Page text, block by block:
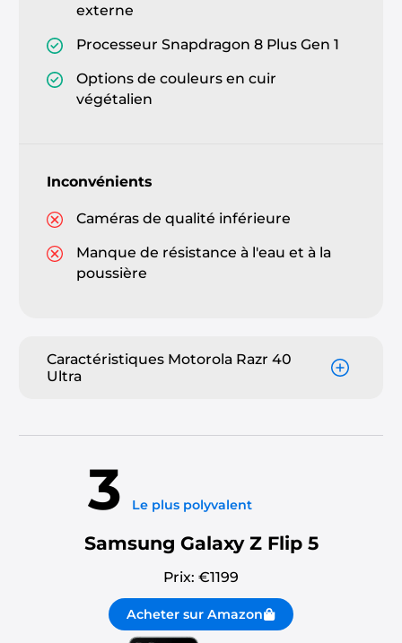
externe
Processeur Snapdragon 8 Plus Gen 1
Options de couleurs en cuir
végétalien
Inconvénients
Caméras de qualité inférieure
Manque de résistance à l'eau et à la
poussière
Caractéristiques Motorola Razr 40
Ultra
3 Le plus polyvalent
Samsung Galaxy Z Flip 5
Prix: €1199
Acheter sur Amazon